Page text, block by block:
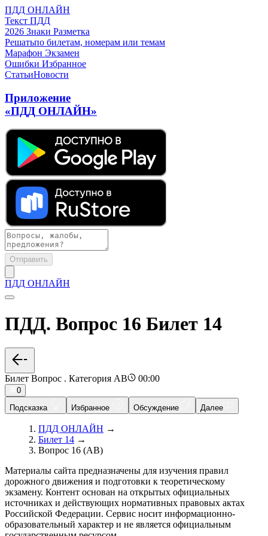
ПДД ОНЛАЙН
Текст ПДД
2026 Знаки Разметка
Решатьпо билетам, номерам или темам
Марафон Экзамен
Ошибки Избранное
СтатьиНовости
Приложение
«ПДД ОНЛАЙН»
Отправить
ПДД ОНЛАЙН
ПДД. Вопрос 16 Билет 14
Билет Вопрос . Категория AB 00:00
0
Подсказка
Избранное Обсуждение Далее
ПДД ОНЛАЙН →
Билет 14 →
Вопрос 16 (AB)
Материалы сайта предназначены для изучения правил
дорожного движения и подготовки к теоретическому
экзамену. Контент основан на открытых официальных
источниках и действующих нормативных правовых актах
Российской Федерации. Сервис носит информационно-
образовательный характер и не является официальным